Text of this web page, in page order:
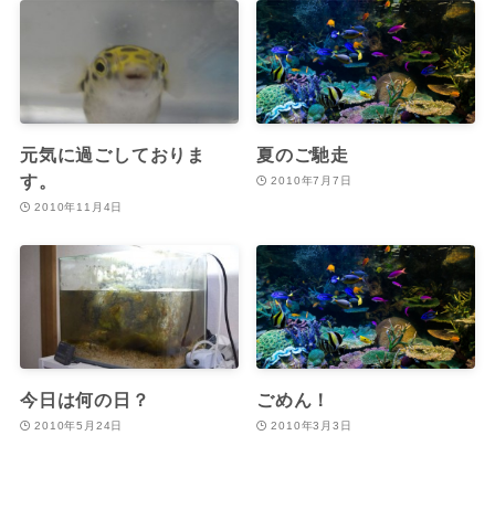
元気に過ごしておりま
す。
2010年11月4日
夏のご馳走
2010年7月7日
今日は何の日？
2010年5月24日
ごめん！
2010年3月3日